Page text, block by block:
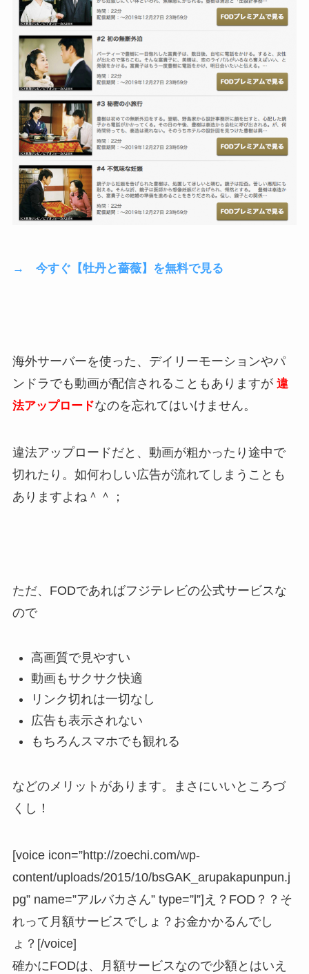
→ 今すぐ【牡丹と薔薇】を無料で見る
海外サーバーを使った、デイリーモーションやパ
ンドラでも動画が配信されることもありますが違
法アップロードなのを忘れてはいけません。
違法アップロードだと、動画が粗かったり途中で
切れたり。如何わしい広告が流れてしまうことも
ありますよね＾＾；
ただ、FODであればフジテレビの公式サービスな
ので
高画質で見やすい
動画もサクサク快適
リンク切れは一切なし
広告も表示されない
もちろんスマホでも観れる
などのメリットがあります。まさにいいところづ
くし！
[voice icon=”http://zoechi.com/wp-
content/uploads/2015/10/bsGAK_arupakapunpun.j
pg” name=”アルバカさん” type=”l”]え？FOD？？そ
れって月額サービスでしょ？お金かかるんでし
ょ？[/voice]
確かにFODは、月額サービスなので少額とはいえ